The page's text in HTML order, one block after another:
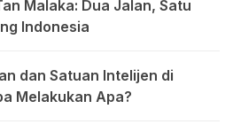
Malaka: Dua Jalan, Satu
Indonesia
dan Satuan Intelijen di
Melakukan Apa?